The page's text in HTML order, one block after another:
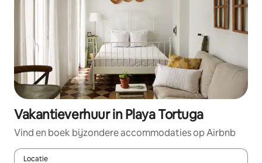
Vakantieverhuur in Playa Tortuga
Vind en boek bijzondere accommodaties op Airbnb
Locatie